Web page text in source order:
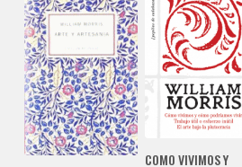
COMO VIVIMOS Y